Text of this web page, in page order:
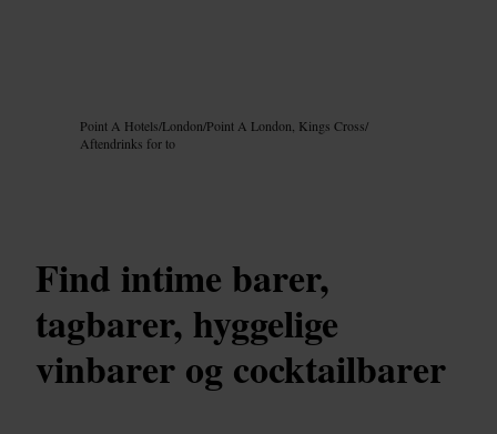
Point A Hotels/London/Point A London, Kings Cross/
Aftendrinks for to
Find intime barer,
tagbarer, hyggelige
vinbarer og cocktailbarer